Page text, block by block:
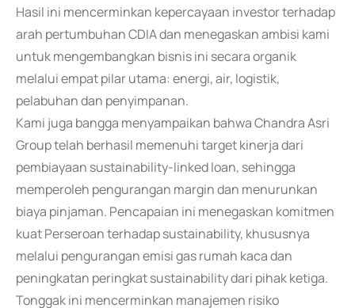
Hasil ini mencerminkan kepercayaan investor terhadap
arah pertumbuhan CDIA dan menegaskan ambisi kami
untuk mengembangkan bisnis ini secara organik
melalui empat pilar utama: energi, air, logistik,
pelabuhan dan penyimpanan.
Kami juga bangga menyampaikan bahwa Chandra Asri
Group telah berhasil memenuhi target kinerja dari
pembiayaan sustainability-linked loan, sehingga
memperoleh pengurangan margin dan menurunkan
biaya pinjaman. Pencapaian ini menegaskan komitmen
kuat Perseroan terhadap sustainability, khususnya
melalui pengurangan emisi gas rumah kaca dan
peningkatan peringkat sustainability dari pihak ketiga.
Tonggak ini mencerminkan manajemen risiko